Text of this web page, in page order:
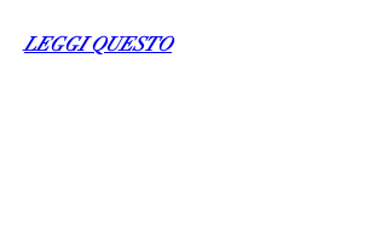
LEGGI QUESTO